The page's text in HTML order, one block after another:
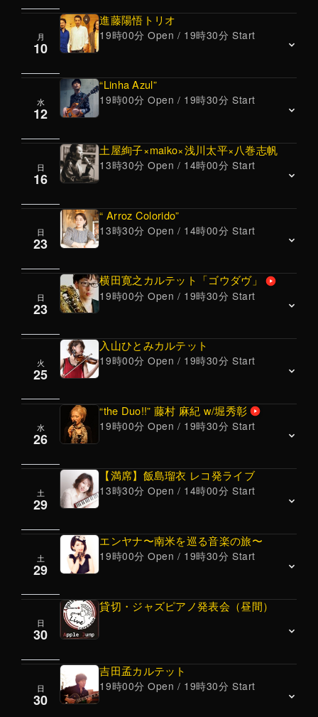
・関西在住で、現在は日本とアメリカで活動中
のジャズ・ボーカリストが久しぶりに当店に登
場。
アニスト、西山瞳とのduoライブは貴重なライ
ブとなります。
￥3500
——————————————————–
“桃瀬茉莉は、桐朋学園入学後,クラシック以外
裕氏に師事。 現在、作曲家、ピアニストとして
ジャンルを超えたライブ活動を精力的に展開し
てる注目の新鋭。”
店初顔合わせの注目のDUOです。
＜Jazz/classic/original＞
￥3300
永松徳文 (bass)
上長根明子 (piano)
西川彩織 (drums)
19時オープン、19時半スタート 60分2ステー
ジ、22時終演予定
ブ。ピアノの上長根明子とは10年来のduoライ
ブの実績。
オリジナルやスタンダードを中心に、ピアノト
☆彡ご予約で満席となりました。
＜Jazz / piano trio＞
月
10
進藤陽悟トリオ
19時00分 Open / 19時30分 Start
JAZZ/ORIGINAL
長谷川泰弘(bass)
宇山満隆(drums)
OPEN 19：00
LIVE 19：30～ 終演予定 22：00
名手、進藤をリーダーとした、結成29年のトリ
オが登場。
￥3500
水
12
“Linha Azul”
19時00分 Open / 19時30分 Start
Jazz
成田祐一(piano)
清水昭好(bass)
OPEN 19:00 LIVE 19：30～ 終演予定 22:00
ギタリストとしてのみならず作曲家としても高
い評価を得る松尾由堂が、気鋭のミュージシャ
ンを揃えたトリオ”Linha Azul”が登場。注目のラ
￥3000
日
16
土屋絢子×maiko×浅川太平×八巻志帆
13時30分 Open / 14時00分 Start
土屋絢子(vocal)
浅川太平(piano)
八巻志帆(（Bass Clarinet）)
13時半オープン、14時スタート 60分2ステー
ジ、16時半終演予定
☆彡『Bill Evans songbook』
Bill Evansの様々な作曲作品を、浅川太平による
好評のプロジェクト。
ナチュラルで透明感ある歌声は、ジャズ・クラ
シック・ポストロック・アンビエント等ジャン
ルの垣根を越えて広く好評を得ている、ボーカ
リスト・土屋絢子と、心地よくスウィングし、
胸に響くジャズ・バイオリン奏者maikoと気鋭
日
23
“ Arroz Colorido”
13時30分 Open / 14時00分 Start
Vocal ～ Cafe LIVE!! ～
沼部ヒロ子(piano)
米田雄一(guitar)
OPEN 13:30 LIVE 14：00 終演予定 16:30
それぞれが趣くまま作品を持ち寄り、音楽工房
のようにアンサンブルしていくというトリオ。
各々のオリジナル曲と南米系の美しい曲たちを
☆彡3人による、魅惑のコーラスも、メキメキ
と評判が上がっています！
￥3300 / 学生 ￥2,000
日
23
横田寛之カルテット「ゴウダヴ」
19時00分 Open / 19時30分 Start
JAZZ
堀秀彰(piano)
安東昇(bass)
横山和明(drums)
19時オープン、19時半スタート 60分2ステー
22時終演予定
ジャズ界の俊英と、アコースティック・ジャズ
スタイルで表現するユニットがこのゴウダヴ。
2stアルバム『11 stories』も好評。
☆彡YouTube⇒ハイライト(下の動画を見るボタ
ンをプッシュ。)
JAZZ
火
25
入山ひとみカルテット
19時00分 Open / 19時30分 Start
JAZZ～ C afe LIVE! ～<Standard /Original>
(bass) 坂本貴啓(ds)
OPEN 19時、LIVE 19時半～
2ステージ（入替なし）、終演予定 22時半頃
入山自らジャズアレンジした坂本龍一の名曲
「戦場のメリークリスマス」も注目。
最新CD『Milvus Migrans Over the Delta』レコー
￥3500
水
26
“the Duo!!” 藤村 麻紀 w/堀秀彰
19時00分 Open / 19時30分 Start
JAZZ Vocal
堀秀彰(piano)
22時終演予定
歌はもちろんのこと本場で認められたその確実
な英語力、発音は「完璧」と評価され、老若男
女、幅広いファン層に支持されている実力派シ
ンガー。
NEW Album『Live at Apple Jump』好評発売
土
29
【満席】飯島瑠衣 レコ発ライブ
13時30分 Open / 14時00分 Start
飯島瑠衣(piano) 入船裕次 (bass) 野澤宏信
OPEN 13:30 LIVE 14：00～終演予定 16：30
洗足音楽大学ジャズコース卒業。 現在都内を中
心に、ジャズやラテンのシーンで精力的に活動
今回は、待望のNew CD『Painting 』レコ発ラ
イブとなります！！
土
29
エンヤナ〜南米を巡る音楽の旅〜
19時00分 Open / 19時30分 Start
Vocal
・19時オープン、19時半スタート 、22時終演
予定
話題の南米音楽ユニット「エンヤナ」が登
日
30
貸切・ジャズピアノ発表会（昼間）
日
30
吉田孟カルテット
19時00分 Open / 19時30分 Start